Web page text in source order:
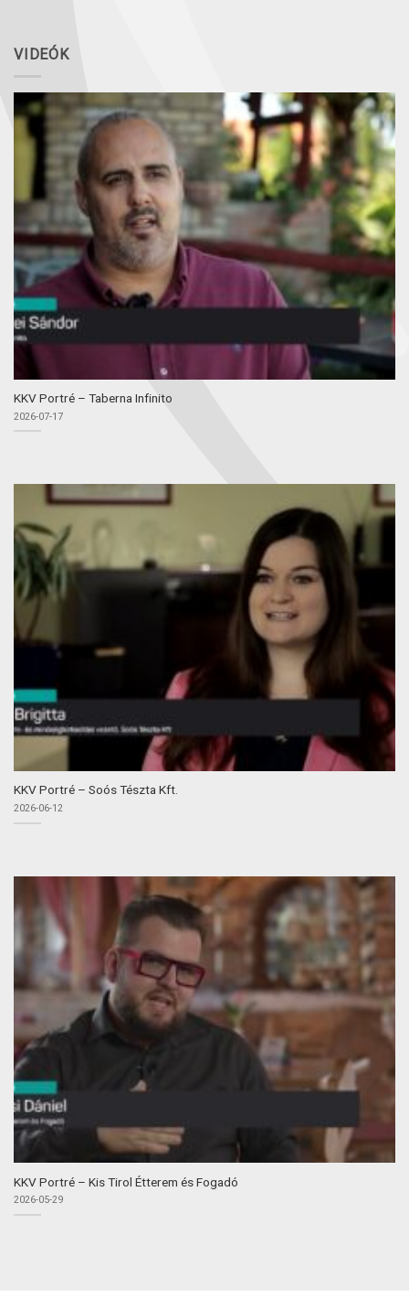
VIDEÓK
KKV Portré – Taberna Infinito
2026-07-17
KKV Portré – Soós Tészta Kft.
2026-06-12
KKV Portré – Kis Tirol Étterem és Fogadó
2026-05-29